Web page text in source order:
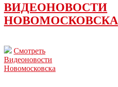
ВИДЕОНОВОСТИ
НОВОМОСКОВСКА
Смотреть
Видеоновости
Новомосковска